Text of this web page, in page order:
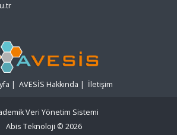
| AVESİS Hakkında | İletişim
Veri Yönetim Sistemi
Abis Teknoloji © 2026